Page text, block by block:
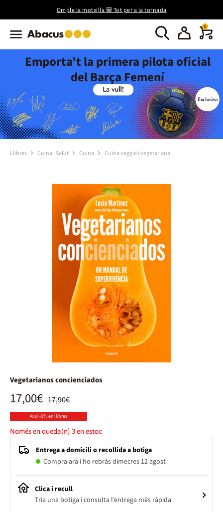
Omple la motxilla 🎒 Tot per a la tornada
0
Emporta’t la primera pilota oficial
del Barça Femení
Llibres Cuina i Salut Cuina Cuina veggie i vegetariana
Vegetarianos concienciados
17,90€
17,00€
Avui -5% en llibres
Només en queda(n)3en estoc
Entrega a domicili o recollida a botiga
Compra ara i ho rebràs dimecres 12 agost
Clica i recull
Tria una botiga i consulta l’entrega més ràpida